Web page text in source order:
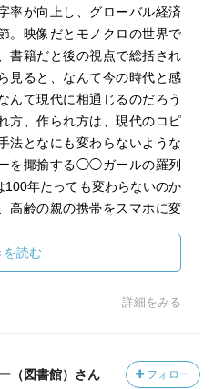
率が向上し、グローバル経済
。映像だとモノクロの世界で
書籍だと後の視点で総括され
見ると、なんて今の時代と感
んて現代に相通じるのだろう
方、作られ方は、現代のコピ
法となにも変わらないような
を揶揄する◯◯ガールの羅列
100年たっても変わらないのか
高齢の親の携帯をスマホに変
は生活の変化で変化し、それ
されるのは100年前から続い
の見識の幅があまりに広く、
は呆然とした気持ちになりま
ます。
を読む
詳細をみる
（図書館）さん フォロー